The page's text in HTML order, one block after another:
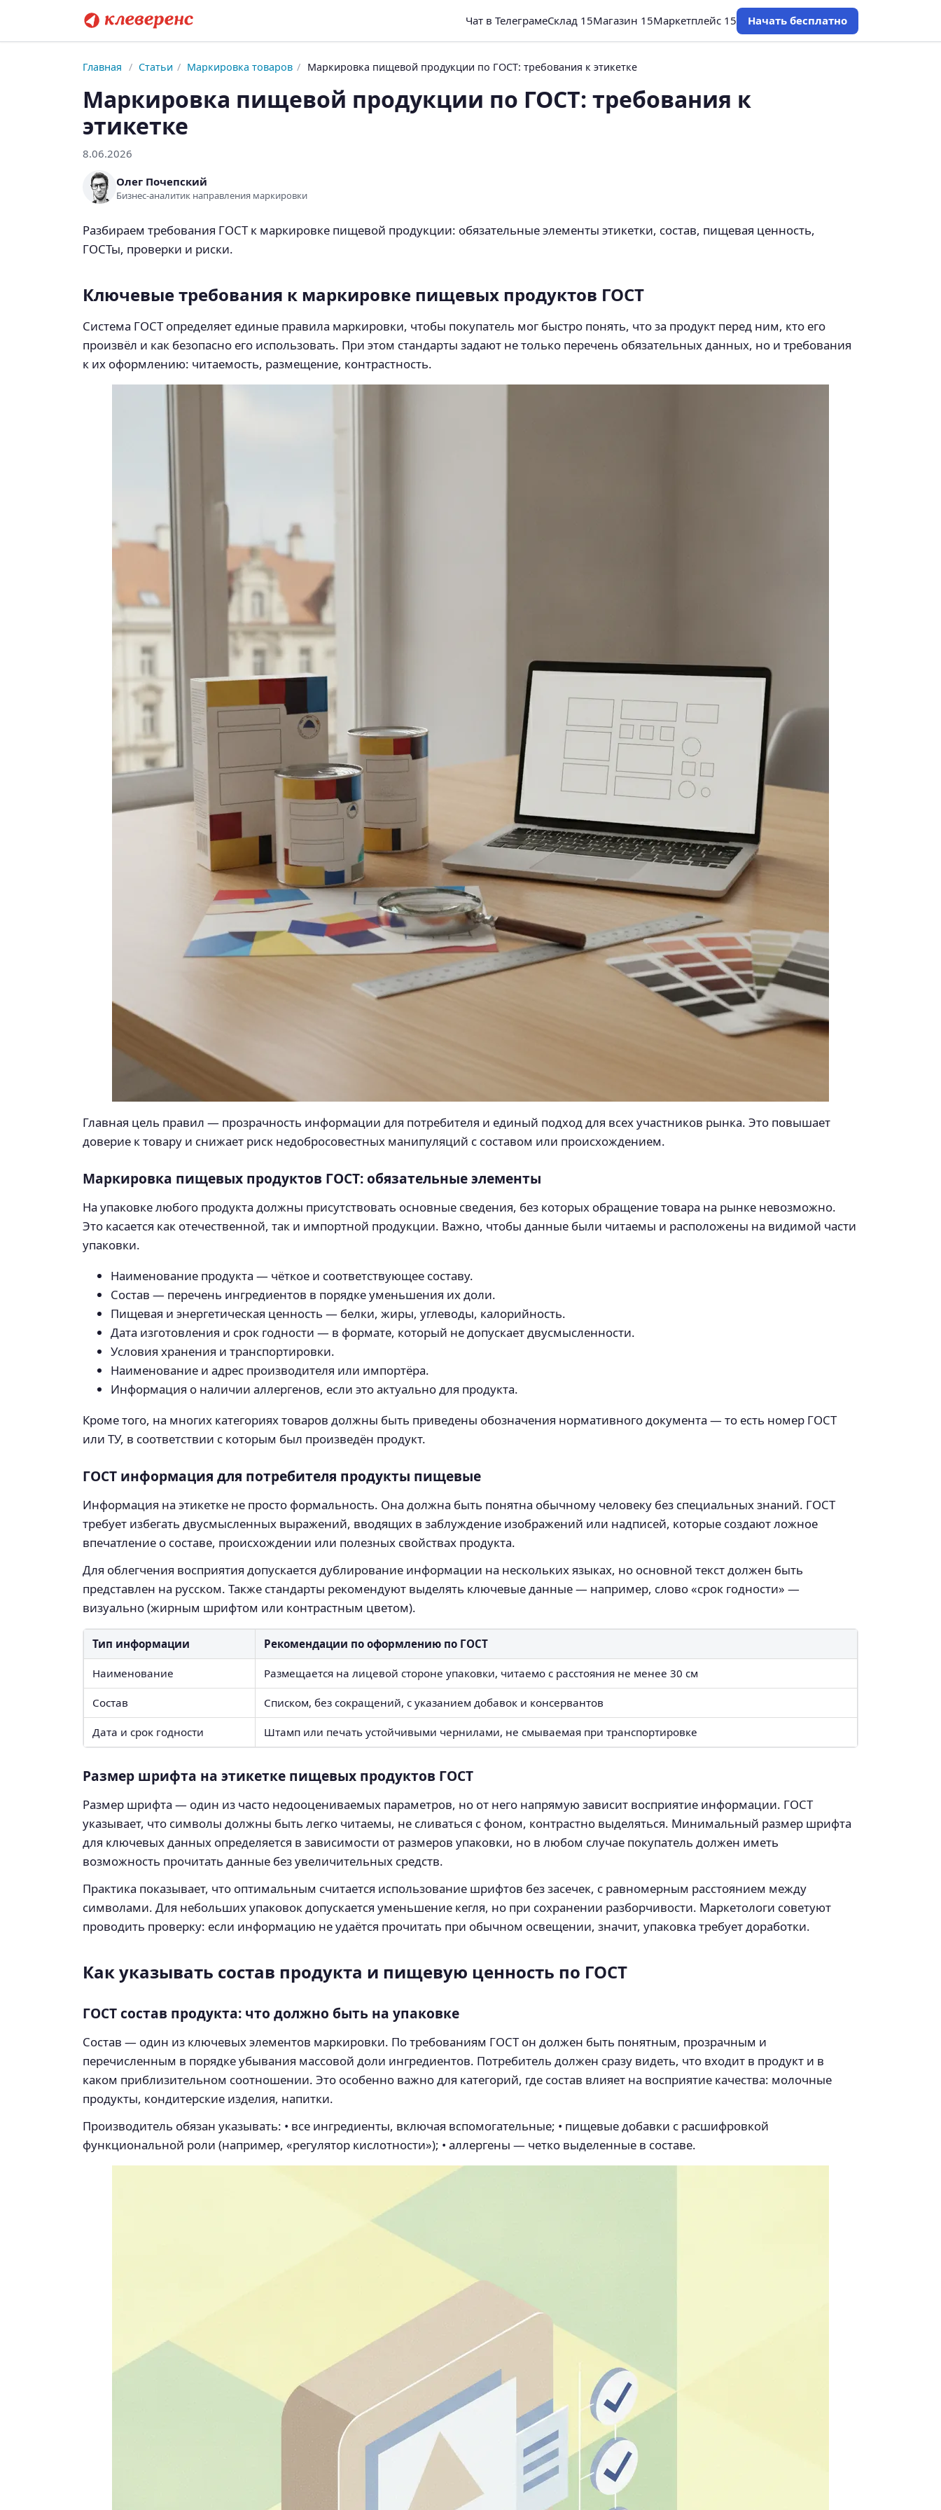
Чат в ТелеграмеСклад 15Магазин 15Маркетплейс 15 Начать бесплатно
Главная / Статьи / Маркировка товаров / Маркировка пищевой продукции по ГОСТ: требования к этикетке
Маркировка пищевой продукции по ГОСТ: требования к
этикетке
8.06.2026
Олег Почепский
Бизнес-аналитик направления маркировки
Разбираем требования ГОСТ к маркировке пищевой продукции: обязательные элементы этикетки, состав, пищевая ценность,
ГОСТы, проверки и риски.
Ключевые требования к маркировке пищевых продуктов ГОСТ
Система ГОСТ определяет единые правила маркировки, чтобы покупатель мог быстро понять, что за продукт перед ним, кто его
произвёл и как безопасно его использовать. При этом стандарты задают не только перечень обязательных данных, но и требования
к их оформлению: читаемость, размещение, контрастность.
Главная цель правил — прозрачность информации для потребителя и единый подход для всех участников рынка. Это повышает
доверие к товару и снижает риск недобросовестных манипуляций с составом или происхождением.
Маркировка пищевых продуктов ГОСТ: обязательные элементы
На упаковке любого продукта должны присутствовать основные сведения, без которых обращение товара на рынке невозможно.
Это касается как отечественной, так и импортной продукции. Важно, чтобы данные были читаемы и расположены на видимой части
упаковки.
Наименование продукта — чёткое и соответствующее составу.
Состав — перечень ингредиентов в порядке уменьшения их доли.
Пищевая и энергетическая ценность — белки, жиры, углеводы, калорийность.
Дата изготовления и срок годности — в формате, который не допускает двусмысленности.
Условия хранения и транспортировки.
Наименование и адрес производителя или импортёра.
Информация о наличии аллергенов, если это актуально для продукта.
Кроме того, на многих категориях товаров должны быть приведены обозначения нормативного документа — то есть номер ГОСТ
или ТУ, в соответствии с которым был произведён продукт.
ГОСТ информация для потребителя продукты пищевые
Информация на этикетке не просто формальность. Она должна быть понятна обычному человеку без специальных знаний. ГОСТ
требует избегать двусмысленных выражений, вводящих в заблуждение изображений или надписей, которые создают ложное
впечатление о составе, происхождении или полезных свойствах продукта.
Для облегчения восприятия допускается дублирование информации на нескольких языках, но основной текст должен быть
представлен на русском. Также стандарты рекомендуют выделять ключевые данные — например, слово «срок годности» —
визуально (жирным шрифтом или контрастным цветом).
Тип информации Рекомендации по оформлению по ГОСТ
Наименование Размещается на лицевой стороне упаковки, читаемо с расстояния не менее 30 см
Состав Списком, без сокращений, с указанием добавок и консервантов
Дата и срок годности Штамп или печать устойчивыми чернилами, не смываемая при транспортировке
Размер шрифта на этикетке пищевых продуктов ГОСТ
Размер шрифта — один из часто недооцениваемых параметров, но от него напрямую зависит восприятие информации. ГОСТ
указывает, что символы должны быть легко читаемы, не сливаться с фоном, контрастно выделяться. Минимальный размер шрифта
для ключевых данных определяется в зависимости от размеров упаковки, но в любом случае покупатель должен иметь
возможность прочитать данные без увеличительных средств.
Практика показывает, что оптимальным считается использование шрифтов без засечек, с равномерным расстоянием между
символами. Для небольших упаковок допускается уменьшение кегля, но при сохранении разборчивости. Маркетологи советуют
проводить проверку: если информацию не удаётся прочитать при обычном освещении, значит, упаковка требует доработки.
Как указывать состав продукта и пищевую ценность по ГОСТ
ГОСТ состав продукта: что должно быть на упаковке
Состав — один из ключевых элементов маркировки. По требованиям ГОСТ он должен быть понятным, прозрачным и
перечисленным в порядке убывания массовой доли ингредиентов. Потребитель должен сразу видеть, что входит в продукт и в
каком приблизительном соотношении. Это особенно важно для категорий, где состав влияет на восприятие качества: молочные
продукты, кондитерские изделия, напитки.
Производитель обязан указывать: • все ингредиенты, включая вспомогательные; • пищевые добавки с расшифровкой
функциональной роли (например, «регулятор кислотности»); • аллергены — четко выделенные в составе.